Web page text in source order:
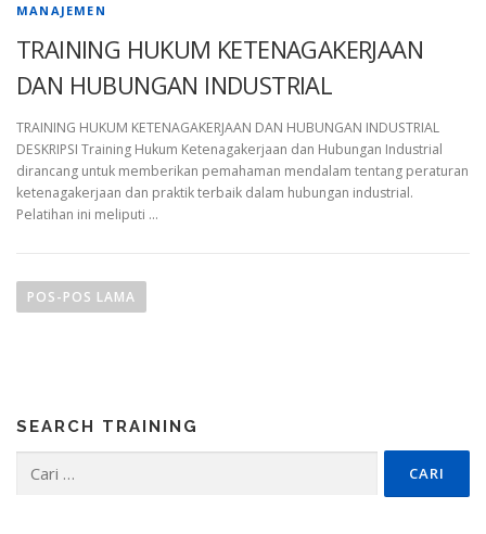
MANAJEMEN
TRAINING HUKUM KETENAGAKERJAAN
DAN HUBUNGAN INDUSTRIAL
TRAINING HUKUM KETENAGAKERJAAN DAN HUBUNGAN INDUSTRIAL
DESKRIPSI Training Hukum Ketenagakerjaan dan Hubungan Industrial
dirancang untuk memberikan pemahaman mendalam tentang peraturan
ketenagakerjaan dan praktik terbaik dalam hubungan industrial.
Pelatihan ini meliputi …
a
s
POS-POS LAMA
SEARCH TRAINING
untuk: